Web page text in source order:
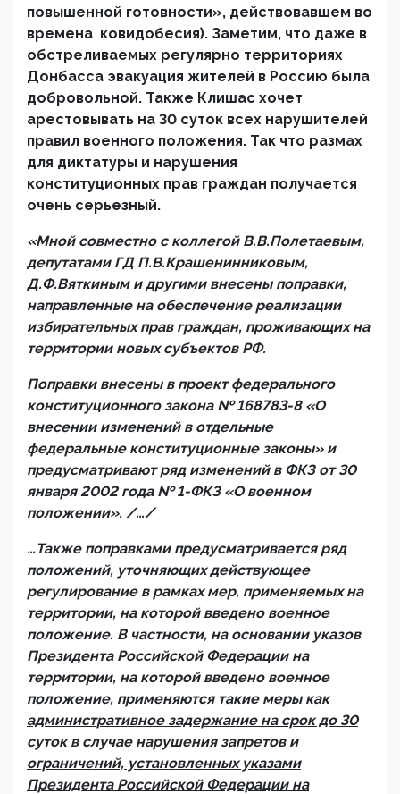
повышенной готовности», действовавшем во
времена ковидобесия). Заметим, что даже в
обстреливаемых регулярно территориях
Донбасса эвакуация жителей в Россию была
добровольной. Также Клишас хочет
арестовывать на 30 суток всех нарушителей
правил военного положения. Так что размах
для диктатуры и нарушения
конституционных прав граждан получается
очень серьезный.
«Мной совместно с коллегой В.В.Полетаевым,
депутатами ГД П.В.Крашенинниковым,
Д.Ф.Вяткиным и другими внесены поправки,
направленные на обеспечение реализации
избирательных прав граждан, проживающих на
территории новых субъектов РФ.
Поправки внесены в проект федерального
конституционного закона № 168783-8 «О
внесении изменений в отдельные
федеральные конституционные законы» и
предусматривают ряд изменений в ФКЗ от 30
января 2002 года № 1-ФКЗ «О военном
положении». /…/
…Также поправками предусматривается ряд
положений, уточняющих действующее
регулирование в рамках мер, применяемых на
территории, на которой введено военное
положение. В частности, на основании указов
Президента Российской Федерации на
территории, на которой введено военное
положение, применяются такие меры как
административное задержание на срок до 30
суток в случае нарушения запретов и
ограничений, установленных указами
Президента Российской Федерации на